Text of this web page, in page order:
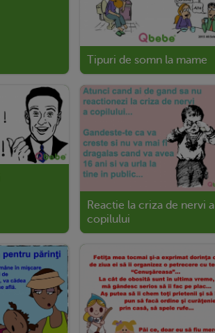
Tipuri de somn la mame
Reactie la criza de nervi a
copilului